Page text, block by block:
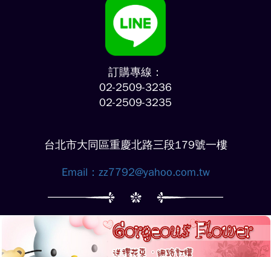
訂購專線：
02-2509-3236
02-2509-3235
台北市大同區重慶北路三段179號一樓
Email： zz7792@yahoo.com.tw